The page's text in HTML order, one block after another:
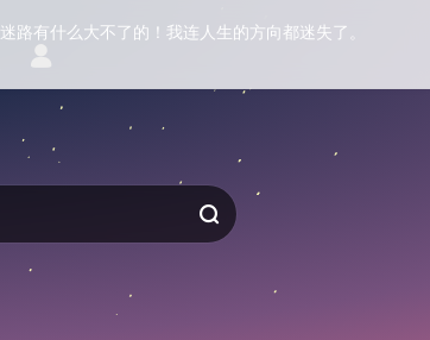
迷路有什么大不了的！我连人生的方向都迷失了。